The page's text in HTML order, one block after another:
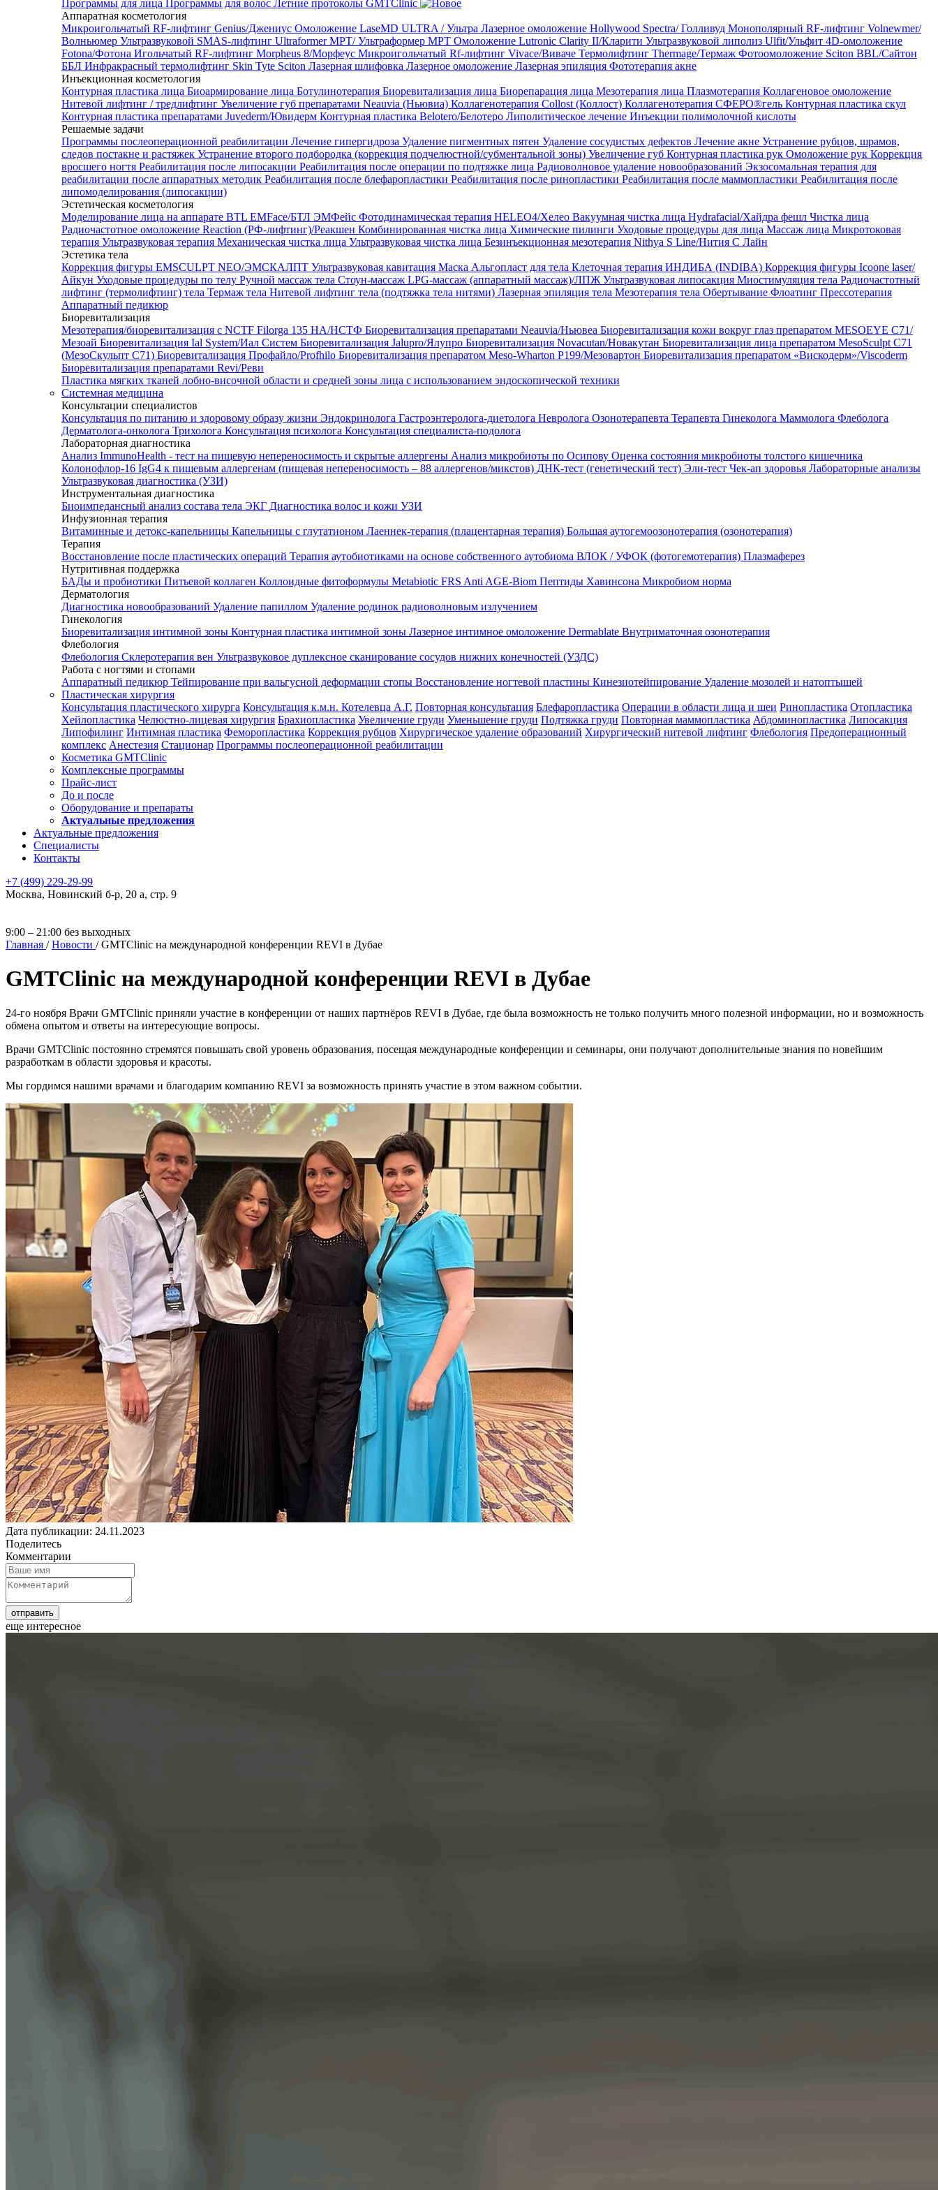
Программы для лица Программы для волос Летние протоколы GMTClinic
Аппаратная косметология
Микроигольчатый RF-лифтинг Genius/Джениус Омоложение LaseMD ULTRA / Ультра Лазерное омоложение Hollywood Spectra/ Голливуд Монополярный RF-лифтинг Volnewmer/
Волньюмер Ультразвуковой SMAS-лифтинг Ultraformer MPT/ Ультраформер MPT Омоложение Lutronic Clarity II/Кларити Ультразвуковой липолиз Ulfit/Ульфит 4D-омоложение
Fotona/Фотона Игольчатый RF-лифтинг Morpheus 8/Морфеус Микроигольчатый Rf-лифтинг Vivace/Виваче Термолифтинг Thermage/Термаж Фотоомоложение Sciton BBL/Сайтон
ББЛ Инфракрасный термолифтинг Skin Tyte Sciton Лазерная шлифовка Лазерное омоложение Лазерная эпиляция Фототерапия акне
Инъекционная косметология
Контурная пластика лица Биоармирование лица Ботулинотерапия Биоревитализация лица Биорепарация лица Мезотерапия лица Плазмотерапия Коллагеновое омоложение
Нитевой лифтинг / тредлифтинг Увеличение губ препаратами Neauvia (Ньювиа) Коллагенотерапия Collost (Коллост) Коллагенотерапия СФЕРО®гель Контурная пластика скул
Контурная пластика препаратами Juvederm/Ювидерм Контурная пластика Belotero/Белотеро Липолитическое лечение Инъекции полимолочной кислоты
Решаемые задачи
Программы послеоперационной реабилитации Лечение гипергидроза Удаление пигментных пятен Удаление сосудистых дефектов Лечение акне Устранение рубцов, шрамов,
следов постакне и растяжек Устранение второго подбородка (коррекция подчелюстной/субментальной зоны) Увеличение губ Контурная пластика рук Омоложение рук Коррекция
вросшего ногтя Реабилитация после липосакции Реабилитация после операции по подтяжке лица Радиоволновое удаление новообразований Экзосомальная терапия для
реабилитации после аппаратных методик Реабилитация после блефаропластики Реабилитация после ринопластики Реабилитация после маммопластики Реабилитация после
липомоделирования (липосакции)
Эстетическая косметология
Моделирование лица на аппарате BTL EMFace/БТЛ ЭМФейс Фотодинамическая терапия HELEO4/Хелео Вакуумная чистка лица Hydrafacial/Хайдра фешл Чистка лица
Радиочастотное омоложение Reaction (РФ-лифтинг)/Реакшен Комбинированная чистка лица Химические пилинги Уходовые процедуры для лица Массаж лица Микротоковая
терапия Ультразвуковая терапия Механическая чистка лица Ультразвуковая чистка лица Безинъекционная мезотерапия Nithya S Line/Нития С Лайн
Эстетика тела
Коррекция фигуры EMSCULPT NEO/ЭМСКАЛПТ Ультразвуковая кавитация Маска Альгопласт для тела Клеточная терапия ИНДИБА (INDIBA) Коррекция фигуры Icoone laser/
Айкун Уходовые процедуры по телу Ручной массаж тела Стоун-массаж LPG-массаж (аппаратный массаж)/ЛПЖ Ультразвуковая липосакция Миостимуляция тела Радиочастотный
лифтинг (термолифтинг) тела Термаж тела Нитевой лифтинг тела (подтяжка тела нитями) Лазерная эпиляция тела Мезотерапия тела Обертывание Флоатинг Прессотерапия
Аппаратный педикюр
Биоревитализация
Мезотерапия/биоревитализация с NCTF Filorga 135 HA/НСТФ Биоревитализация препаратами Neauvia/Ньювеа Биоревитализация кожи вокруг глаз препаратом MESOEYE C71/
Мезоай Биоревитализация Ial System/Иал Систем Биоревитализация Jalupro/Ялупро Биоревитализация Novacutan/Новакутан Биоревитализация лица препаратом MesoSculpt C71
(МезоСкульпт С71) Биоревитализация Профайло/Profhilo Биоревитализация препаратом Meso-Wharton P199/Мезовартон Биоревитализация препаратом «Вискодерм»/Viscoderm
Биоревитализация препаратами Revi/Реви
Пластика мягких тканей лобно-височной области и средней зоны лица с использованием эндоскопической техники
Системная медицина
Консультации специалистов
Консультация по питанию и здоровому образу жизни Эндокринолога Гастроэнтеролога-диетолога Невролога Озонотерапевта Терапевта Гинеколога Маммолога Флеболога
Дерматолога-онколога Трихолога Консультация психолога Консультация специалиста-подолога
Лабораторная диагностика
Анализ ImmunoHealth - тест на пищевую непереносимость и скрытые аллергены Анализ микробиоты по Осипову Оценка состояния микробиоты толстого кишечника
Колонофлор-16 IgG4 к пищевым аллергенам (пищевая непереносимость – 88 аллергенов/микстов) ДНК-тест (генетический тест) Эли-тест Чек-ап здоровья Лабораторные анализы
Ультразвуковая диагностика (УЗИ)
Инструментальная диагностика
Биоимпедансный анализ состава тела ЭКГ Диагностика волос и кожи УЗИ
Инфузионная терапия
Витаминные и детокс-капельницы Капельницы с глутатионом Лаеннек-терапия (плацентарная терапия) Большая аутогемоозонотерапия (озонотерапия)
Терапия
Восстановление после пластических операций Терапия аутобиотиками на основе собственного аутобиома ВЛОК / УФОК (фотогемотерапия) Плазмаферез
Нутритивная поддержка
БАДы и пробиотики Питьевой коллаген Коллоидные фитоформулы Metabiotic FRS Anti AGE-Biom Пептиды Хавинсона Микробиом норма
Дерматология
Диагностика новообразований Удаление папиллом Удаление родинок радиоволновым излучением
Гинекология
Биоревитализация интимной зоны Контурная пластика интимной зоны Лазерное интимное омоложение Dermablate Внутриматочная озонотерапия
Флебология
Флебология Склеротерапия вен Ультразвуковое дуплексное сканирование сосудов нижних конечностей (УЗДС)
Работа с ногтями и стопами
Аппаратный педикюр Тейпирование при вальгусной деформации стопы Восстановление ногтевой пластины Кинезиотейпирование Удаление мозолей и натоптышей
Пластическая хирургия
Консультация пластического хирурга Консультация к.м.н. Котелевца А.Г. Повторная консультация Блефаропластика Операции в области лица и шеи Ринопластика Отопластика
Хейлопластика Челюстно-лицевая хирургия Брахиопластика Увеличение груди Уменьшение груди Подтяжка груди Повторная маммопластика Абдоминопластика Липосакция
Липофилинг Интимная пластика Феморопластика Коррекция рубцов Хирургическое удаление образований Хирургический нитевой лифтинг Флебология Предоперационный
комплекс Анестезия Стационар Программы послеоперационной реабилитации
Косметика GMTClinic
Комплексные программы
Прайс-лист
До и после
Оборудование и препараты
Актуальные предложения
Актуальные предложения
Специалисты
Контакты
+7 (499) 229-29-99
Москва, Новинский б-р, 20 а, стр. 9
9:00 – 21:00 без выходных
Главная /Новости /GMTClinic на международной конференции REVI в Дубае
GMTClinic на международной конференции REVI в Дубае
24-го ноября Врачи GMTClinic приняли участие в конференции от наших партнёров REVI в Дубае, где была возможность не только получить много полезной информации, но и возможность
обмена опытом и ответы на интересующие вопросы.
Врачи GMTClinic постоянно стремятся повышать свой уровень образования, посещая международные конференции и семинары, они получают дополнительные знания по новейшим
разработкам в области здоровья и красоты.
Мы гордимся нашими врачами и благодарим компанию REVI за возможность принять участие в этом важном событии.
Дата публикации: 24.11.2023
Поделитесь
Комментарии
еще интересное